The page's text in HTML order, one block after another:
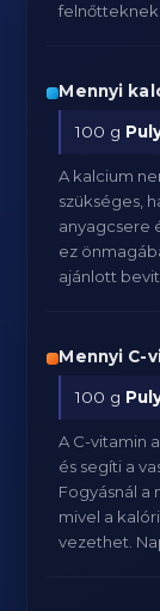
felnőtteknek.
Mennyi
100 g
A kalcium
szükséges,
anyagcsere
ez
ajánlott
Mennyi C-
100 g
A C-vitamin
és segíti a
Fogyásnál a
mivel a
vezethet.